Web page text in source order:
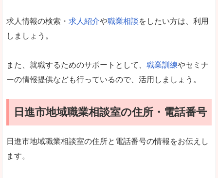
求人情報の検索・ 求人紹介や職業相談をしたい方は、利用
しましょう。
また、就職するためのサポートとして、 職業訓練やセミナ
ーの情報提供なども行っているので、活用しましょう。
日進市地域職業相談室の住所・電話番号
日進市地域職業相談室の住所と電話番号の情報をお伝えし
ます。